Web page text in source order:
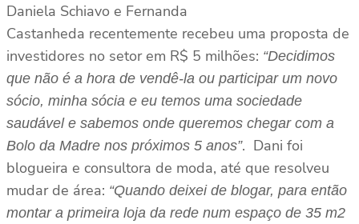
Daniela Schiavo e Fernanda
Castanheda recentemente recebeu uma proposta de
investidores no setor em R$ 5 milhões: “Decidimos
que não é a hora de vendê-la ou participar um novo
sócio, minha sócia e eu temos uma sociedade
saudável e sabemos onde queremos chegar com a
Bolo da Madre nos próximos 5 anos”. Dani foi
blogueira e consultora de moda, até que resolveu
mudar de área: “Quando deixei de blogar, para então
montar a primeira loja da rede num espaço de 35 m2